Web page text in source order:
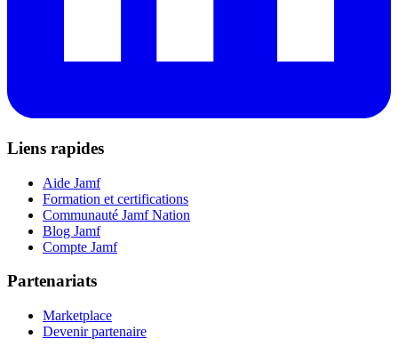
Liens rapides
Aide Jamf
Formation et certifications
Communauté Jamf Nation
Blog Jamf
Compte Jamf
Partenariats
Marketplace
Devenir partenaire